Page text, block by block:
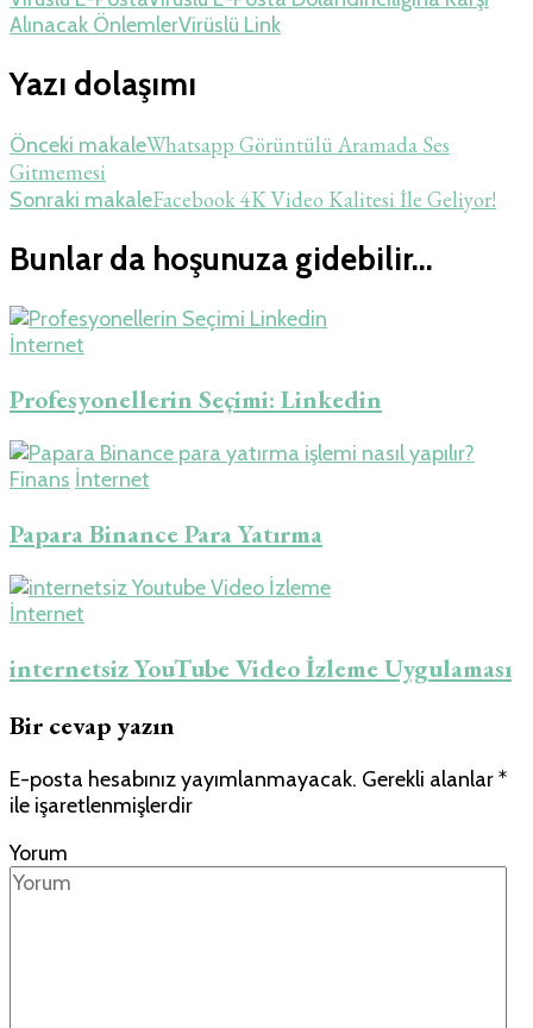
Alınacak ÖnlemlerVirüslü Link
Yazı dolaşımı
Önceki makaleWhatsapp Görüntülü Aramada Ses
Gitmemesi
Sonraki makaleFacebook 4K Video Kalitesi İle Geliyor!
Bunlar da hoşunuza gidebilir...
İnternet
Profesyonellerin Seçimi: Linkedin
Finans İnternet
Papara Binance Para Yatırma
İnternet
internetsiz YouTube Video İzleme Uygulaması
Bir cevap yazın
E-posta hesabınız yayımlanmayacak. Gerekli alanlar*
ile işaretlenmişlerdir
Yorum